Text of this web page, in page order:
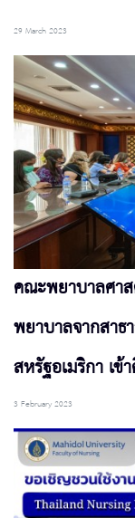
29 March 2023
คณะพยาบาลศา
พยาบาลจากสา
สหรัฐอเมริกา เ
3 February 2023